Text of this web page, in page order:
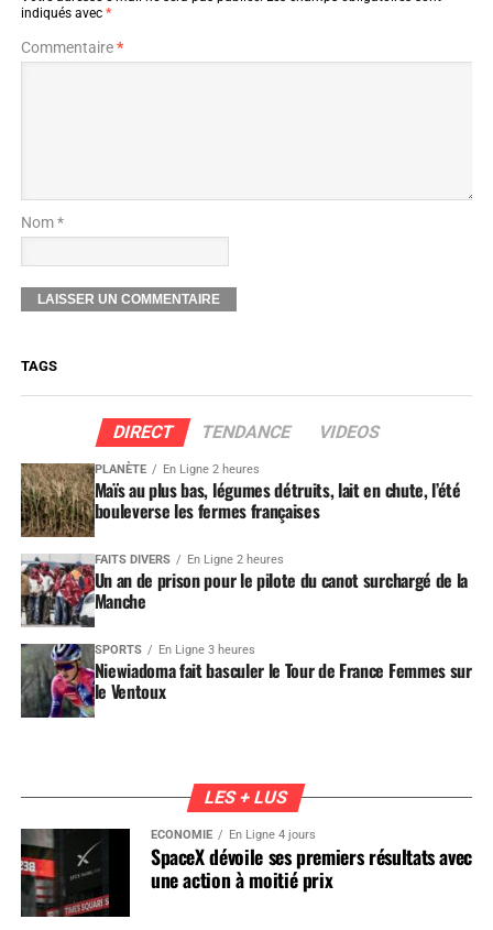
indiqués avec *
Commentaire*
Nom *
TAGS
DIRECT TENDANCE VIDEOS
PLANÈTE En Ligne 2 heures
Maïs au plus bas, légumes détruits, lait en chute, l’été
bouleverse les fermes françaises
FAITS DIVERS En Ligne 2 heures
Un an de prison pour le pilote du canot surchargé de la
Manche
SPORTS En Ligne 3 heures
Niewiadoma fait basculer le Tour de France Femmes sur
le Ventoux
LES + LUS
ÉCONOMIE En Ligne 4 jours
SpaceX dévoile ses premiers résultats avec
une action à moitié prix